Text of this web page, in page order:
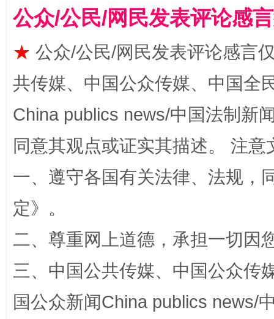
揭批美国五大"原罪" "
公众/公民/网民发表评论感
★ 公众/公民/网民发表评论感言
共传媒、中国公众传媒、中国全
China publics news/中国法制新
同意其观点或证实其描述。 注
一、遵守各国有关法律、法规，
定》。
二、尊重网上道德，承担一切因
三、中国公共传媒、中国公众传
国公众新闻China publics news/